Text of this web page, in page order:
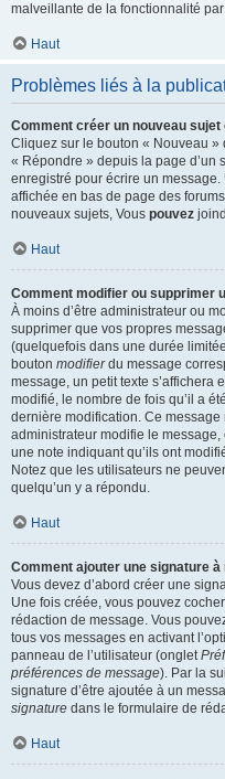
malveillante de la fonctionnalité
Haut
Problèmes liés à la
Comment créer un nouveau
Cliquez sur le bouton « Nouveau »
« Répondre » depuis la page d’un
enregistré pour écrire un
affichée en bas de page des
nouveaux sujets, Vous pouvez
Haut
Comment modifier ou supprimer
À moins d’être administrateur ou
supprimer que vos propres
(quelquefois dans une durée
bouton modifierdu message
message, un petit texte s’affichera
modifié, le nombre de fois qu’il a
dernière modification. Ce message
administrateur modifie le
une note indiquant qu’ils ont
Notez que les utilisateurs ne
quelqu’un y a répondu.
Haut
Comment ajouter une signature
Vous devez d’abord créer une
Une fois créée, vous pouvez
rédaction de message. Vous
tous vos messages en activant
panneau de l’utilisateur (onglet
préférences de message). Par la
signature d’être ajoutée à un
signature dans le formulaire de
Haut